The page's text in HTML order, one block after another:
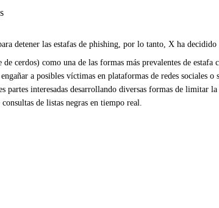
detener las estafas de phishing, por lo tanto, X ha
como una de las formas más prevalentes de
a posibles víctimas en plataformas de redes sociales o
interesadas desarrollando diversas formas de limitar
de listas negras en tiempo real.